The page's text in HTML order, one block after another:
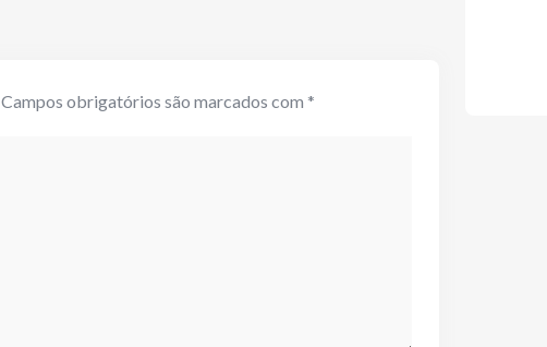
Campos obrigatórios são marcados com *